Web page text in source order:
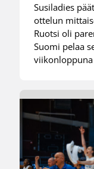
Susiladies
ottelun
Ruotsi oli
Suomi pelaa
viikonloppuna